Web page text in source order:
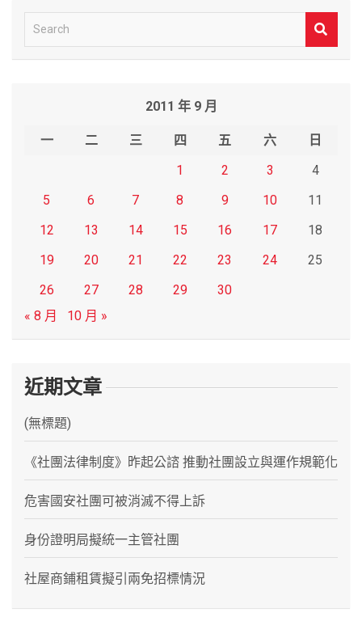
e
2011 年 9 月
一 二 三 四 五 六
日
1
2 3
4
5
6 7 8 9 10
11
12
13 14 15 16 17
18
19
20 21 22 23 24
25
26
27 28 29
30
« 8 月
10 月 »
近期文章
(無標題)
《社團法律制度》昨起公諮 推動社團設立與運作規範化
危害國安社團可被消滅不得上訴
身份證明局擬統一主管社團
社屋商鋪租賃擬引兩免招標情況